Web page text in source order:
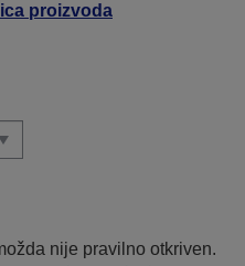
proizvoda
nije pravilno otkriven.